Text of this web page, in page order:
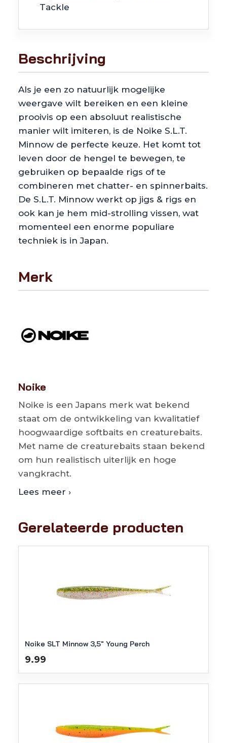
Tackle
Beschrijving
Als je een zo natuurlijk mogelijke
weergave wilt bereiken en een kleine
prooivis op een absoluut realistische
manier wilt imiteren, is de Noike S.L.T.
Minnow de perfecte keuze. Het komt tot
leven door de hengel te bewegen, te
gebruiken op bepaalde rigs of te
combineren met chatter- en spinnerbaits.
De S.L.T. Minnow werkt op jigs & rigs en
ook kan je hem mid-strolling vissen, wat
momenteel een enorme populiare
techniek is in Japan.
Merk
Noike
Noike is een Japans merk wat bekend
staat om de ontwikkeling van kwalitatief
hoogwaardige softbaits en creaturebaits.
Met name de creaturebaits staan bekend
om hun realistisch uiterlijk en hoge
vangkracht.
Lees meer ›
Gerelateerde producten
Noike SLT Minnow 3,5″ Young Perch
9.99